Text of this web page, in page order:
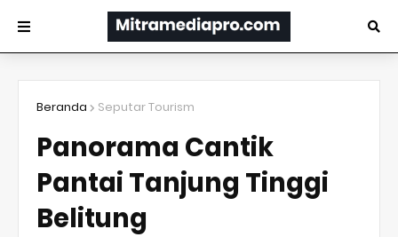
Beranda Seputar Tourism
Panorama Cantik
Pantai Tanjung Tinggi
Belitung